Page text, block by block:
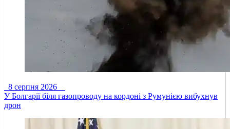
8 серпня 2026
У Болгарії біля газопроводу на кордоні з Румунією вибухнув
дрон